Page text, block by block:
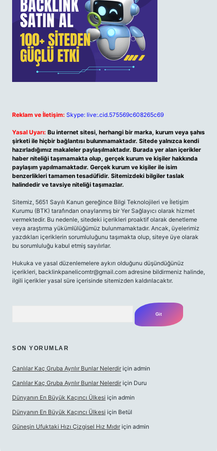
Reklam ve İletişim: Skype: live:.cid.575569c608265c69
Yasal Uyarı: Bu internet sitesi, herhangi bir marka, kurum veya şahıs
şirketi ile hiçbir bağlantısı bulunmamaktadır. Sitede yalnızca kendi
hazırladığımız makaleler paylaşılmaktadır. Burada yer alan içerikler
haber niteliği taşımamakta olup, gerçek kurum ve kişiler hakkında
paylaşım yapılmamaktadır. Gerçek kurum ve kişiler ile isim
benzerlikleri tamamen tesadüfidir. Sitemizdeki bilgiler taslak
halindedir ve tavsiye niteliği taşımazlar.
Sitemiz, 5651 Sayılı Kanun gereğince Bilgi Teknolojileri ve İletişim
Kurumu (BTK) tarafından onaylanmış bir Yer Sağlayıcı olarak hizmet
vermektedir. Bu nedenle, sitedeki içerikleri proaktif olarak denetleme
veya araştırma yükümlülüğümüz bulunmamaktadır. Ancak, üyelerimiz
yazdıkları içeriklerin sorumluluğunu taşımakta olup, siteye üye olarak
bu sorumluluğu kabul etmiş sayılırlar.
Hukuka ve yasal düzenlemelere aykırı olduğunu düşündüğünüz
içerikleri, backlinkpanelicomtr@gmail.com adresine bildirmeniz halinde,
ilgili içerikler yasal süre içerisinde sitemizden kaldırılacaktır.
SON YORUMLAR
Canlılar Kaç Gruba Ayrılır Bunlar Nelerdir için admin
Canlılar Kaç Gruba Ayrılır Bunlar Nelerdir için Duru
Dünyanın En Büyük Kaçıncı Ülkesi için admin
Dünyanın En Büyük Kaçıncı Ülkesi için Betül
Güneşin Ufuktaki Hızı Çizgisel Hız Mıdır için admin